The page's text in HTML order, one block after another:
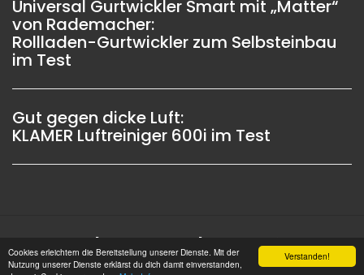
Verstanden!
Cookies erleichtern die Bereitstellung unserer Dienste. Mit der
Nutzung unserer Dienste erklärst du dich damit einverstanden,
Universal Gurtwickler Smart mit „Matter“
von Rademacher:
Rollladen-Gurtwickler zum Selbsteinbau
im Test
Gut gegen dicke Luft:
KLAMER Luftreiniger 600i im Test
Impressum | Datenschutz |
Copyright © 2006 -
2026 OSW-Medien GmbH Alle Rechte vorbehalten